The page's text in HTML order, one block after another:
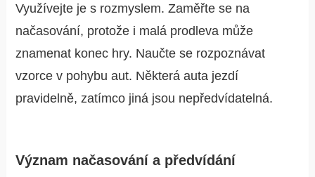
Využívejte je s rozmyslem. Zaměřte se na
načasování, protože i malá prodleva může
znamenat konec hry. Naučte se rozpoznávat
vzorce v pohybu aut. Některá auta jezdí
pravidelně, zatímco jiná jsou nepředvídatelná.
Význam načasování a předvídání